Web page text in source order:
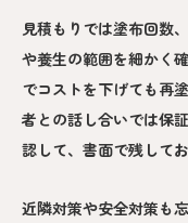
見積もりでは塗布回数
や養生の範囲を細かく
でコストを下げても再
者との話し合いでは保
認して、書面で残して
近隣対策や安全対策も